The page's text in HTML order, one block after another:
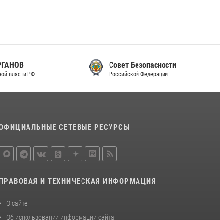
В Челябинске росгвардейцы задержали
скорой помощи (видео)
14 июля 2026, 12:20 1
Совет Безопасности
Российской Федерации
СЕТЕВЫЕ РЕСУРСЫ
ПРАВОВАЯ И ТЕХНИЧЕСКАЯ ИНФОРМАЦИЯ
О сайте
Об использовании информации сайта